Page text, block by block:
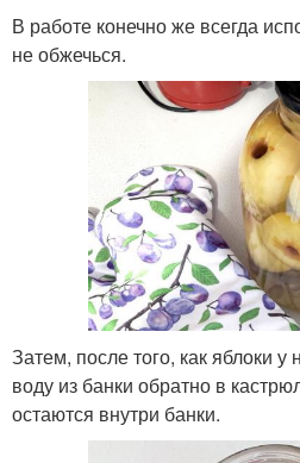
В работе конечно же всегда
не обжечься.
Затем, после того, как яблоки
воду из банки обратно в
остаются внутри банки.